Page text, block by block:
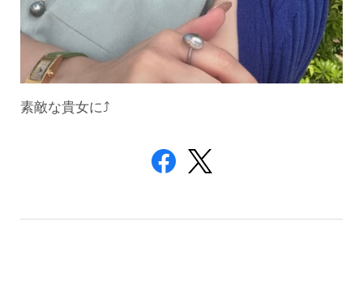
素敵な貴女に⤴︎